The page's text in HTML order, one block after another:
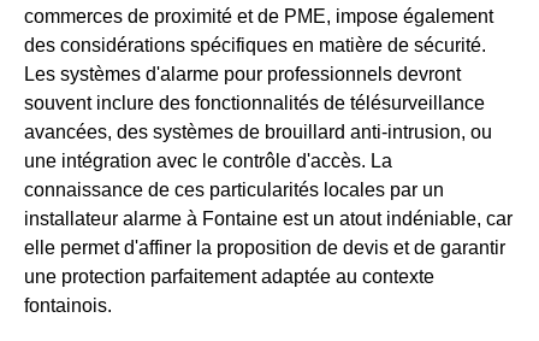
commerces de proximité et de PME, impose également
des considérations spécifiques en matière de sécurité.
Les systèmes d'alarme pour professionnels devront
souvent inclure des fonctionnalités de télésurveillance
avancées, des systèmes de brouillard anti-intrusion, ou
une intégration avec le contrôle d'accès. La
connaissance de ces particularités locales par un
installateur alarme à Fontaine est un atout indéniable, car
elle permet d'affiner la proposition de devis et de garantir
une protection parfaitement adaptée au contexte
fontainois.